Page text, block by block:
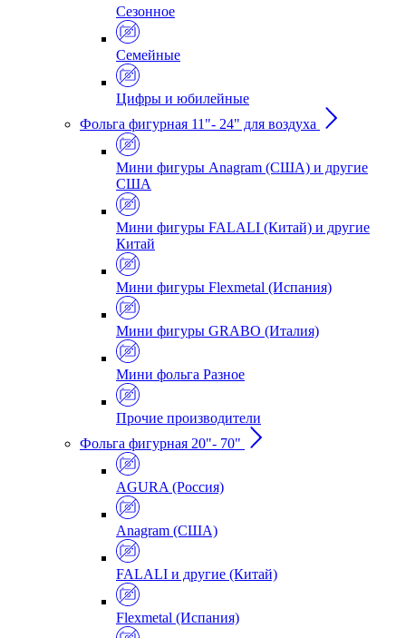
Сезонное
Семейные
Цифры и юбилейные
Фольга фигурная 11"- 24" для воздуха
Мини фигуры Anagram (США) и другие
США
Мини фигуры FALALI (Китай) и другие
Китай
Мини фигуры Flexmetal (Испания)
Мини фигуры GRABO (Италия)
Мини фольга Разное
Прочие производители
Фольга фигурная 20"- 70"
AGURA (Россия)
Anagram (США)
FALALI и другие (Китай)
Flexmetal (Испания)